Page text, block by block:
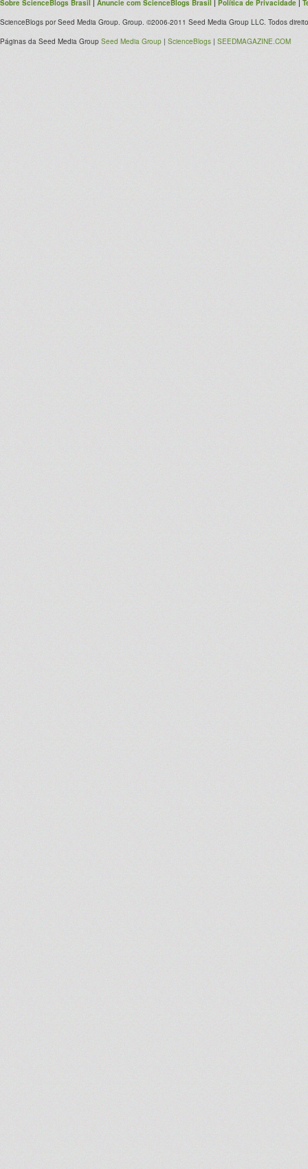
Sobre ScienceBlogs Brasil Anuncie com ScienceBlogs Brasil Política de Privacidade
ScienceBlogs por Seed Media Group. Group. ©2006-2011 Seed Media Group LLC. Todos
Páginas da Seed Media Group Seed Media Group | ScienceBlogs | SEEDMAGAZINE.COM